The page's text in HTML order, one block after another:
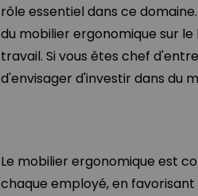
rôle essentiel dans ce
du mobilier ergonomique sur
travail. Si vous êtes chef
d'envisager d'investir dans du
Le mobilier ergonomique est
chaque employé, en